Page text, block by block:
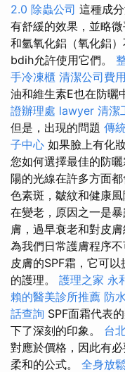
2.0 除蟲公司 這種成
有舒緩的效果，並略
和氫氧化鋁（氧化鋁
bdih允許使用它們。
手冷凍櫃 清潔公司費
油和維生素E也在防曬
證辦理處 lawyer 清潔
但是，出現的問題 傳
子中心 如果臉上有化
您如何選擇最佳的防
陽的光線在許多方面
色素斑，皺紋和健康
在變老，原因之一是
膚，過早衰老和對皮
為我們日常護膚程序
皮膚的SPF霜，它可
的護理。 護理之家 永
賴的醫美診所推薦 防
話查詢 SPF面霜代表
下了深刻的印象。 台
對應於價格，因此有
柔和的公式。 全身放